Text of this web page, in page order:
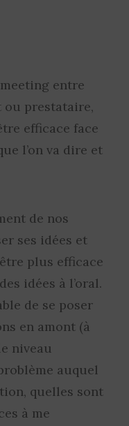
meeting entre
ou prestataire,
efficace face
l’on va dire et
de nos
ses idées et
plus efficace
idées à l’oral.
de se poser
en amont (à
niveau
auquel
quelles sont
à me